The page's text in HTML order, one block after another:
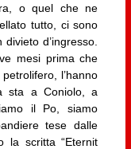
o quel che ne
tutto, ci sono
d’ingresso.
mesi prima che
l’hanno
sta a Coniolo, a
il Po, siamo
tese dalle
la scritta “Eternit